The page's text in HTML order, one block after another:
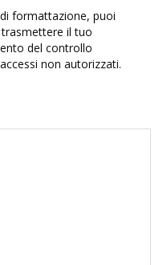
formattazione, puoi
il tuo
del controllo
non autorizzati.